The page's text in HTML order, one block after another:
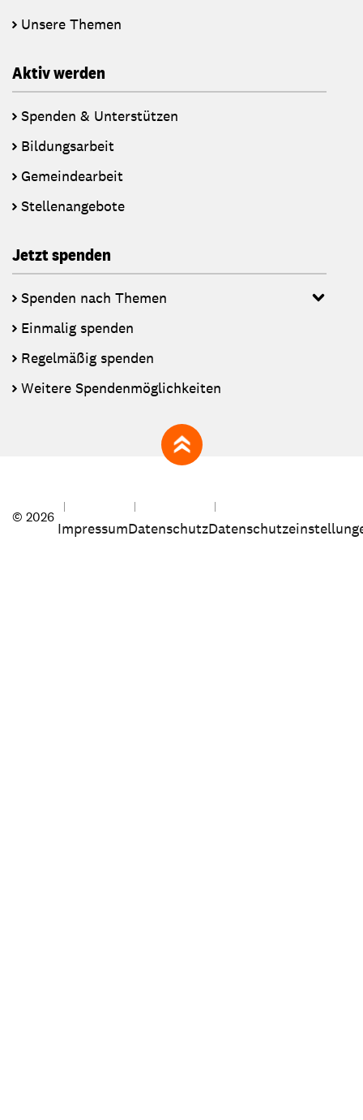
Unsere Themen
Aktiv werden
Spenden & Unterstützen
Bildungsarbeit
Gemeindearbeit
Stellenangebote
Jetzt spenden
Spenden nach Themen
Einmalig spenden
Regelmäßig spenden
Weitere Spendenmöglichkeiten
zum Seitenanfang
© 2026
ImpressumDatenschutz